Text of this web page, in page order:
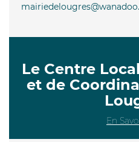
Le Centre
et de
En